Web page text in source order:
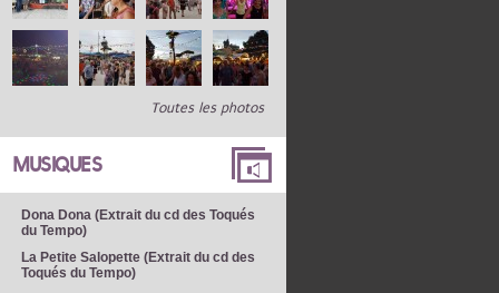
Toutes les photos
MUSIQUES
Dona Dona (Extrait du cd des Toqués
du Tempo)
La Petite Salopette (Extrait du cd des
Toqués du Tempo)